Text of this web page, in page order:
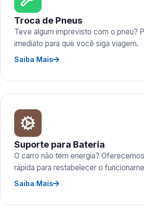
Troca de Pneus
Teve algum imprevisto com o pneu?
imediato para que você siga viagem.
Saiba Mais
Suporte para Bateria
O carro não tem energia?
rápida para restabelecer o
Saiba Mais